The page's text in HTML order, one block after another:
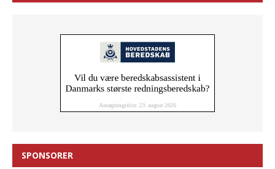
SPONSORER